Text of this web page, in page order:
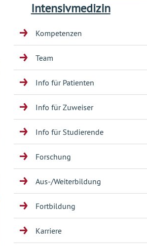
Intensivmedizin
Kompetenzen
Team
Info für Patienten
Info für Zuweiser
Info für Studierende
Forschung
Aus-/Weiterbildung
Fortbildung
Karriere